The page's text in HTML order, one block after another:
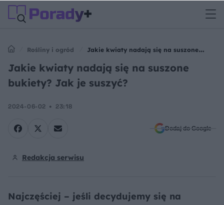
Rośliny i ogród
Jakie kwiaty nadają się na suszone
bukiety? Jak je suszyć?
Jakie kwiaty nadają się na suszone
bukiety? Jak je suszyć?
2024-06-02 23:18
Dodaj do Google
Redakcja serwisu
Najczęściej – jeśli decydujemy się na